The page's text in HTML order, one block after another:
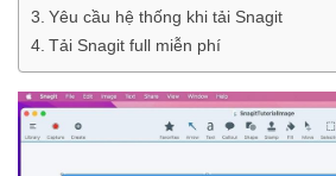
Yêu cầu hệ thống khi tải Snagit
Tải Snagit full miễn phí